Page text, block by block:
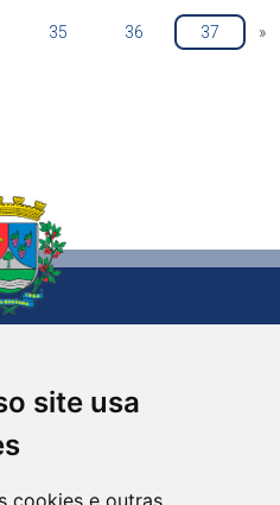
site usa
cookies e outras
35 36 37 »
11h30min (manhã);